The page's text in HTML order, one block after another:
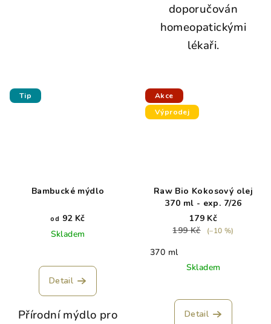
doporučován
homeopatickými
lékaři.
Tip
Bambucké mýdlo
od 92 Kč
Skladem
Detail
Přírodní mýdlo pro
Akce
Výprodej
Raw Bio Kokosový olej
370 ml - exp. 7/26
179 Kč
199 Kč
(–10 %)
370 ml
Skladem
Detail